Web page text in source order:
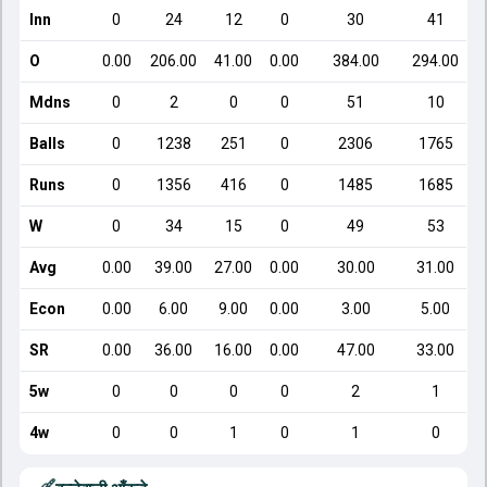
Inn 0 24 12 0 30 41
O 0.00 206.00 41.00 0.00 384.00 294.00
Mdns 0 2 0 0 51 10
Balls 0 1238 251 0 2306 1765
Runs 0 1356 416 0 1485 1685
W 0 34 15 0 49 53
Avg 0.00 39.00 27.00 0.00 30.00 31.00
Econ 0.00 6.00 9.00 0.00 3.00 5.00
SR 0.00 36.00 16.00 0.00 47.00 33.00
5w 0 0 0 0 2 1
4w 0 0 1 0 1 0